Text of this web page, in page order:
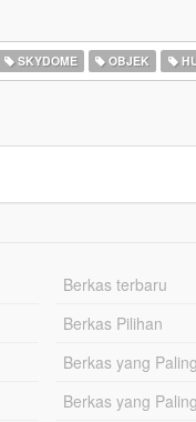
SKYDOME OBJEK
Berkas terbaru
Berkas Pilihan
Berkas yang
Berkas yang